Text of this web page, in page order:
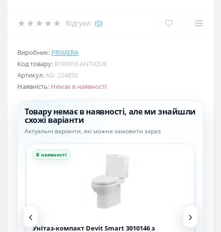
Відгуки: (0)
Виробник: PRIMERA
Код товару: 8190016 ANTIQUE
Артикул:AG- 224850
Наявність: Немає в наявності
Товару немає в наявності, але ми знайшли
схожі варіанти
Актуальні варіанти, які можна замовити зараз
‹
В наявності
Унітаз-компакт Devit Smart 3010146 з
›